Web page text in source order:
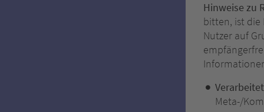
Hinweise zu
bitten, ist die
Nutzer auf
Meta-/